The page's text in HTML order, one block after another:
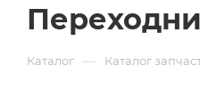
Каталог — Каталог